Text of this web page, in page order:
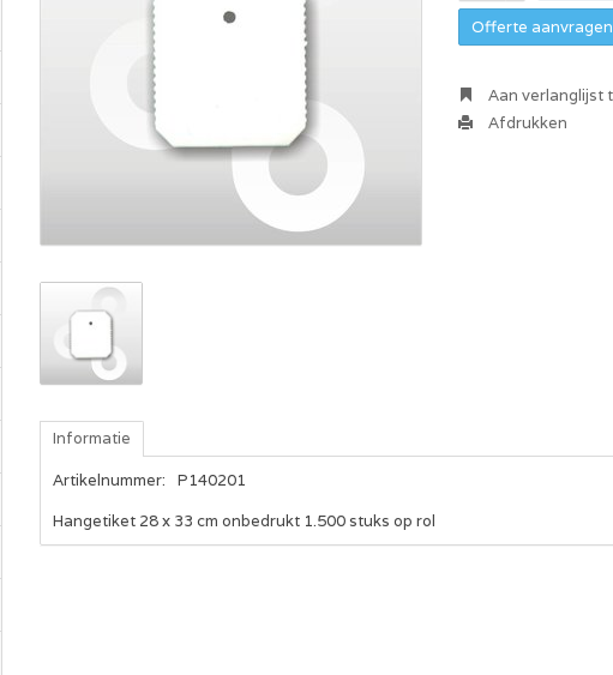
Offerte
Aan verlanglijst
Afdrukken
Informatie
Artikelnummer:
P140201
Hangetiket 28 x 33 cm onbedrukt 1.500 stuks op rol